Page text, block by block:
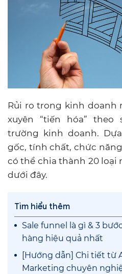
Rủi ro trong kinh doanh
xuyên “tiến hóa”
trường kinh doanh.
gốc, tính chất, chức
có thể chia thành 20
dưới đây.
Tìm hiểu thêm
Sale funnel là gì & 3
hàng hiệu quả nhất
[Hướng dẫn] Chi tiết từ
Marketing chuyên